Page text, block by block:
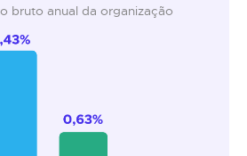
bruto anual da organização